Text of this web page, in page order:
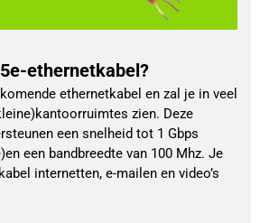
ethernetkabel?
ethernetkabel en zal je in veel
zien. Deze
een snelheid tot 1 Gbps
een bandbreedte van 100 Mhz. Je
internetten, e-mailen en video’s